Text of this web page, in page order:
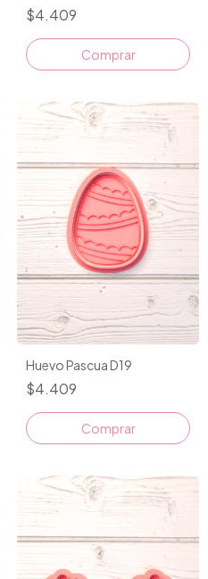
$4.409
Comprar
Huevo Pascua D19
$4.409
Comprar